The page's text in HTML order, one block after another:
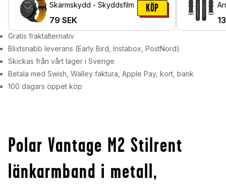
Skärmskydd - Skyddsfilm
79 SEK
KÖP
Gratis fraktalternativ
Blixtsnabb leverans (Early Bird, Instabox, PostNord)
Skickas från vårt lager i Sverige
Betala med Swish, Walley faktura, Apple Pay, kort, bank
100 dagars öppet köp
Polar Vantage M2 Stilrent
länkarmband i metall,